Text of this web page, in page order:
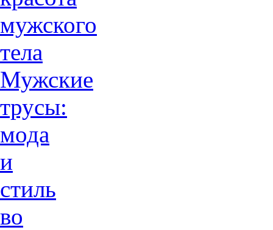
мужского
тела
Мужские
трусы:
мода
и
стиль
во